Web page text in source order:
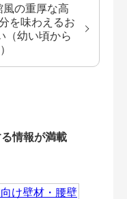
風の重厚な高
を味わえるお
（幼い頃から
情報が満載